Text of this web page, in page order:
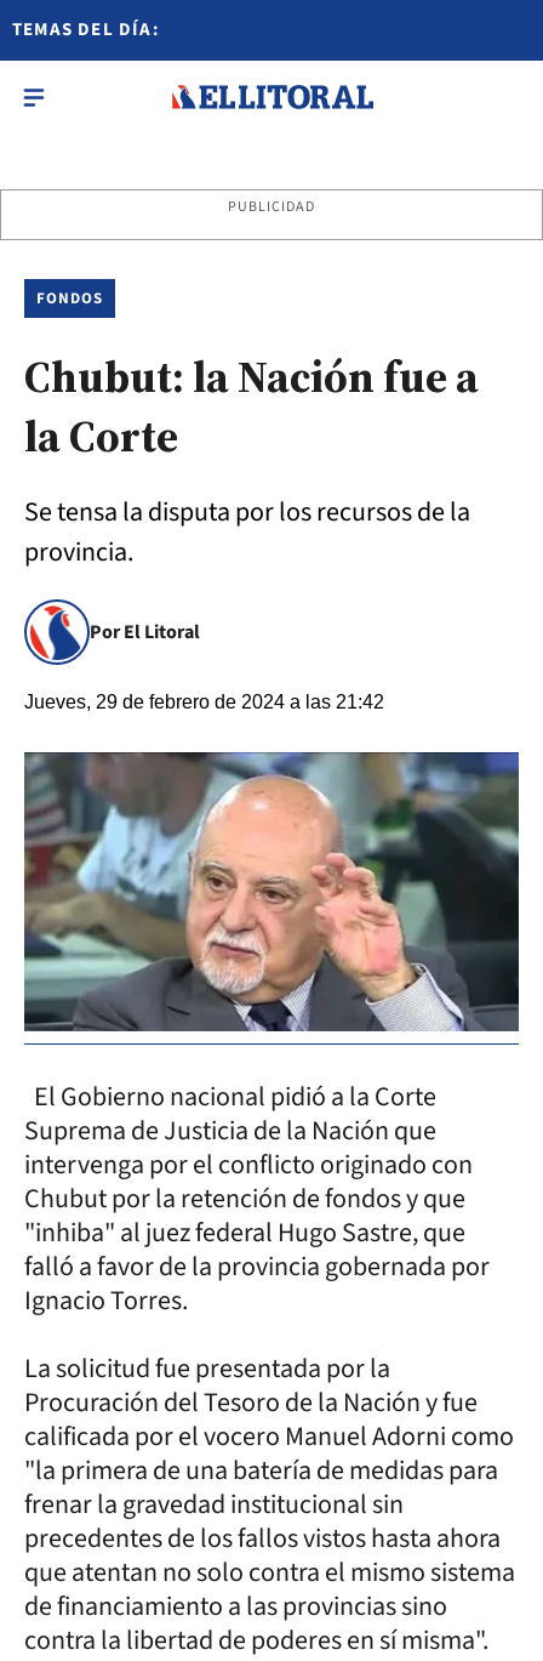
TEMAS DEL DÍA:
PUBLICIDAD
FONDOS
Chubut: la Nación fue a
la Corte
Se tensa la disputa por los recursos de la
provincia.
Por El Litoral
Jueves, 29 de febrero de 2024 a las 21:42
El Gobierno nacional pidió a la Corte
Suprema de Justicia de la Nación que
intervenga por el conflicto originado con
Chubut por la retención de fondos y que
"inhiba" al juez federal Hugo Sastre, que
falló a favor de la provincia gobernada por
Ignacio Torres.
La solicitud fue presentada por la
Procuración del Tesoro de la Nación y fue
calificada por el vocero Manuel Adorni como
"la primera de una batería de medidas para
frenar la gravedad institucional sin
precedentes de los fallos vistos hasta ahora
que atentan no solo contra el mismo sistema
de financiamiento a las provincias sino
contra la libertad de poderes en sí misma".